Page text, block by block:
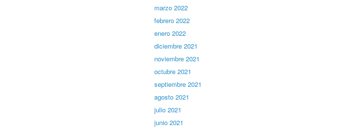
marzo 2022
febrero 2022
enero 2022
diciembre 2021
noviembre 2021
octubre 2021
septiembre 2021
agosto 2021
julio 2021
junio 2021